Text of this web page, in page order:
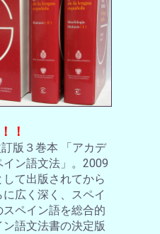
！
版３巻本 「アカデ
イン語文法」。2009
て出版されてから
に広く深く、スペイ
スペイン語を総合的
語文法書の決定版